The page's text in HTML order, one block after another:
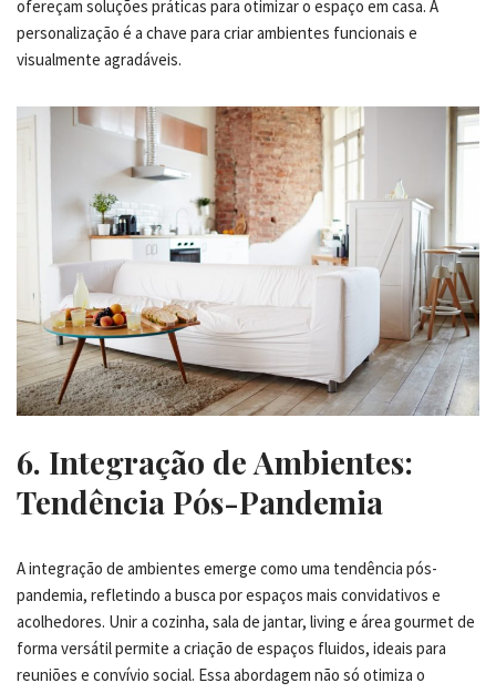
ofereçam soluções práticas para otimizar o espaço em casa. A
personalização é a chave para criar ambientes funcionais e
visualmente agradáveis.
6. Integração de Ambientes:
Tendência Pós-Pandemia
A integração de ambientes emerge como uma tendência pós-
pandemia, refletindo a busca por espaços mais convidativos e
acolhedores. Unir a cozinha, sala de jantar, living e área gourmet de
forma versátil permite a criação de espaços fluidos, ideais para
reuniões e convívio social. Essa abordagem não só otimiza o